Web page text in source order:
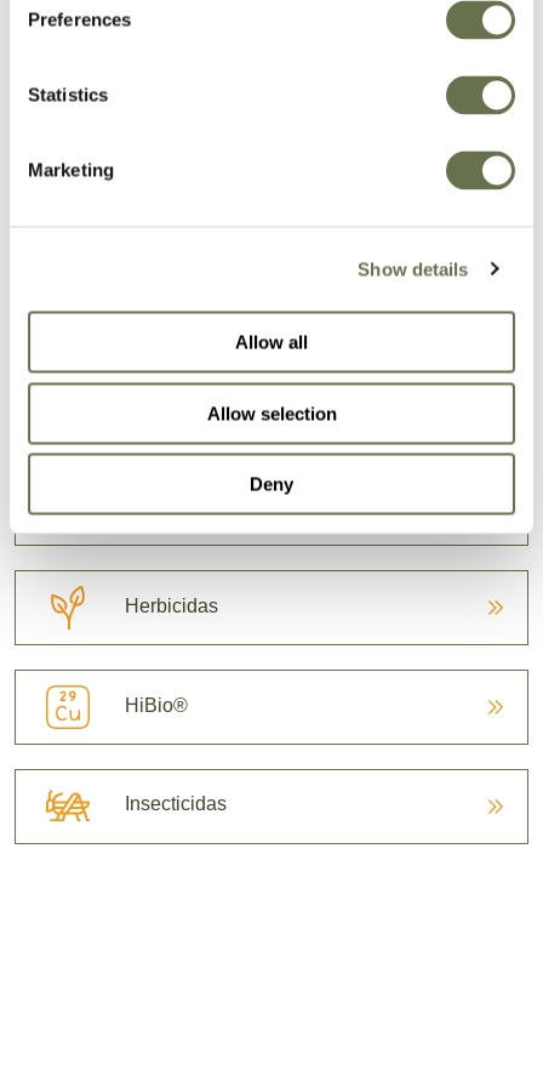
Preferences
Statistics
Marketing
Show details
Allow all
Allow selection
Deny
Protección de cultivos
en la que puede confiar
NUESTRAS SOLUCIONES
Herbicidas
HiBio®
Insecticidas